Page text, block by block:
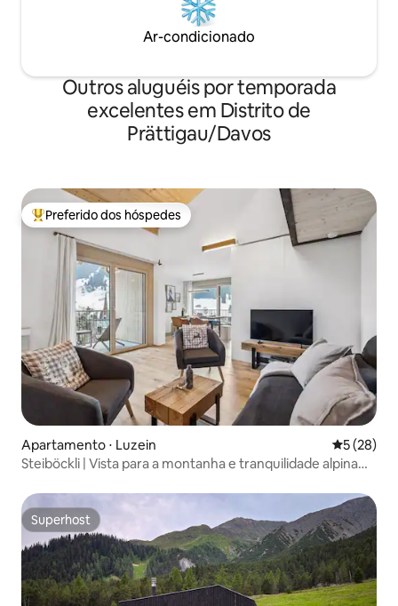
Ar-condicionado
Outros aluguéis por temporada
excelentes em Distrito de
Prättigau/Davos
Entre os melhores preferidos dos hóspedes
Preferido dos hóspedes
Apartamento ⋅ Luzein 5 de uma
5 (28)
Steiböckli | Vista para a montanha e tranquilidade alpina
Superhost
Superhost